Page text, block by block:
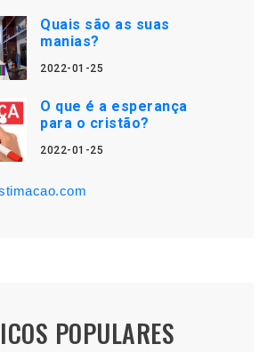
Quais são as suas
manias?
2022-01-25
O que é a esperança
para o cristão?
2022-01-25
POPULARES